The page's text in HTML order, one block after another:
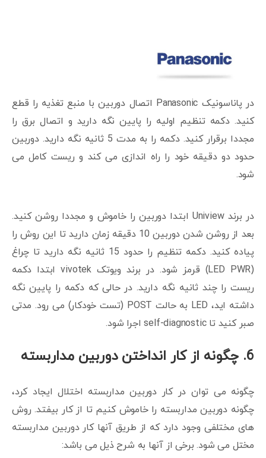
در پاناسونیک Panasonic اتصال دوربین با منبع تغذیه را قطع
کنید. دکمه تنظیم اولیه را پایین نگه دارید و اتصال برق را
مجددا برقرار کنید. دکمه را به مدت 5 ثانیه نگه دارید. دوربین
حدود دو دقیقه خود را راه اندازی می کند و ریست کامل می
شود.
در برند Uniview ابتدا دوربین را خاموش و مجددا روشن کنید.
بعد از روشن شدن دوربین 10 دقیقه زمان دارید تا این روش را
پیاده کنید. دکمه تنظیم را حدود 15 ثانیه نگه دارید تا چراغ
(LED PWR) قرمز شود. در برند ویوتک vivotek ابتدا دکمه
ریست را چند ثانیه نگه دارید. در حالی که دکمه را پایین نگه
داشته اید، LED به حالت POST (تست خودکار) می رود. مدتی
صبر کنید تا self-diagnostic اجرا شود.
6. چگونه از کار انداختن دوربین مداربسته
چگونه می توان در کار دوربین مداربسته اختلال ایجاد کرد،
چگونه دوربین مداربسته را خاموش کنیم تا از کار بیفتد. روش
های مختلفی وجود دارد که از طریق آنها کار دوربین مداربسته
مختل می شود. برخی از آنها به شرح ذیل می باشد: